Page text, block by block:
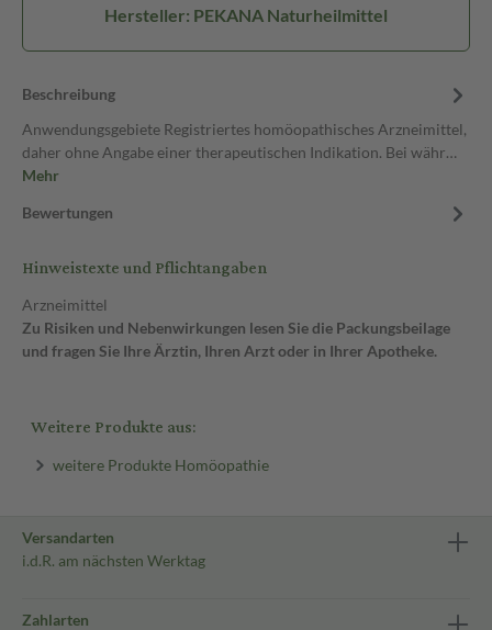
Hersteller: PEKANA Naturheilmittel
Beschreibung
Anwendungsgebiete Registriertes homöopathisches Arzneimittel,
daher ohne Angabe einer therapeutischen Indikation. Bei währ…
Mehr
Bewertungen
Hinweistexte und Pflichtangaben
Arzneimittel
Zu Risiken und Nebenwirkungen lesen Sie die Packungsbeilage
und fragen Sie Ihre Ärztin, Ihren Arzt oder in Ihrer Apotheke.
Weitere Produkte aus:
weitere Produkte Homöopathie
Versandarten
i.d.R. am nächsten Werktag
Zahlarten